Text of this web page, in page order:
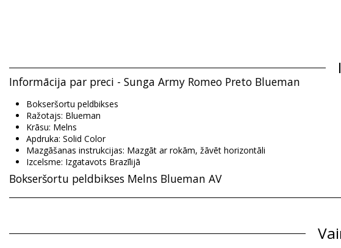
Informācija par preci - Sunga Army Romeo Preto Blueman
Bokseršortu peldbikses
Ražotajs: Blueman
Krāsu: Melns
Apdruka: Solid Color
Mazgāšanas instrukcijas: Mazgāt ar rokām, žāvēt horizontāli
Izcelsme: Izgatavots Brazīlijā
Bokseršortu peldbikses Melns Blueman AV